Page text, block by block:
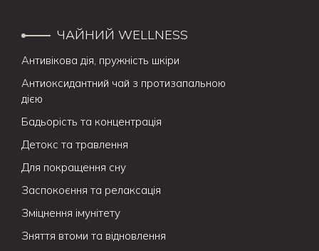
ЧАЙНИЙ WELLNESS
Антивікова дія, пружність шкіри
Антиоксидантний чай з протизапальною
дією
Бадьорість та концентрація
Детокс та травлення
Для покращення сну
Заспокоєння та релаксація
Зміцнення імунітету
Зняття втоми та відновлення